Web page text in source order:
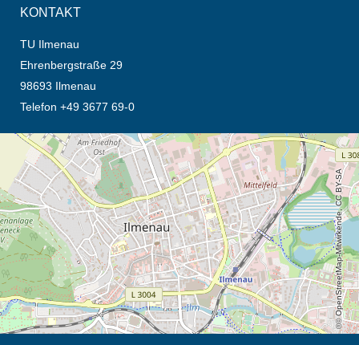
KONTAKT
TU Ilmenau
Ehrenbergstraße 29
98693 Ilmenau
Telefon +49 3677 69-0
Öffnet die Anfahrtsbeschreibung in neuem Tab (Karte)
© OpenStreetMap-Mitwirkende, CC BY-SA